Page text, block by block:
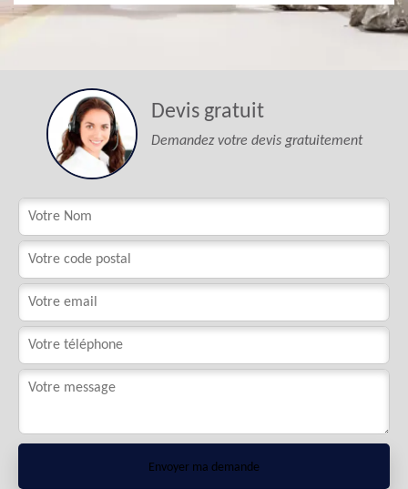
Devis gratuit
Demandez votre devis gratuitement